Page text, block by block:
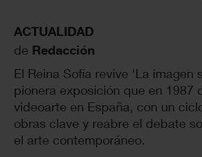
ACTUALIDAD
de Redacción
El Reina Sofía revive 'La imagen
pionera exposición que en 1987
videoarte en España, con un
obras clave y reabre el debate
el arte contemporáneo.